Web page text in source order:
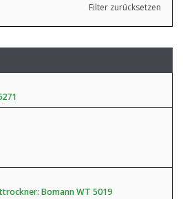
Filter zurücksetzen
Bomann WT 5019